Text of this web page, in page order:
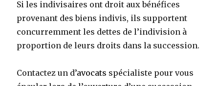
Si les indivisaires ont droit aux bénéfices
provenant des biens indivis, ils supportent
concurremment les dettes de l’indivision à
proportion de leurs droits dans la succession.
Contactez un d’avocats spécialiste pour vous